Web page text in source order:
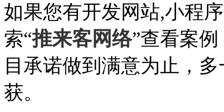
如果您有开发网站,小程
索“推来客网络”查看案
目承诺做到满意为止，
获。